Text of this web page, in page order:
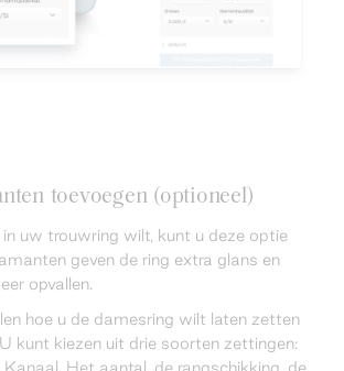
toevoegen (optioneel)
uw trouwring wilt, kunt u deze optie
geven de ring extra glans en
opvallen.
hoe u de damesring wilt laten zetten
kunt kiezen uit drie soorten zettingen:
Kanaal. Het aantal, de rangschikking, de